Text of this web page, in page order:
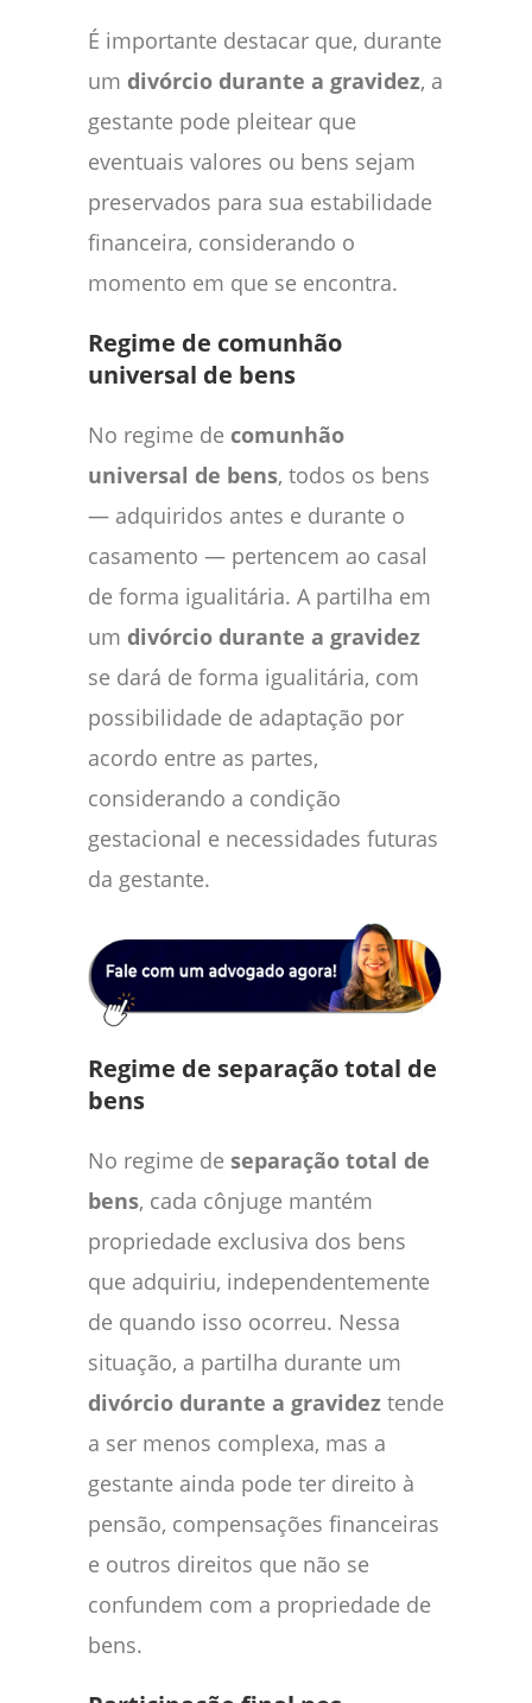
É importante destacar que, durante
um divórcio durante a gravidez, a
gestante pode pleitear que
eventuais valores ou bens sejam
preservados para sua estabilidade
financeira, considerando o
momento em que se encontra.
Regime de comunhão
universal de bens
No regime de comunhão
universal de bens, todos os bens
— adquiridos antes e durante o
casamento — pertencem ao casal
de forma igualitária. A partilha em
um divórcio durante a gravidez
se dará de forma igualitária, com
possibilidade de adaptação por
acordo entre as partes,
considerando a condição
gestacional e necessidades futuras
da gestante.
Regime de separação total de
bens
No regime de separação total de
bens, cada cônjuge mantém
propriedade exclusiva dos bens
que adquiriu, independentemente
de quando isso ocorreu. Nessa
situação, a partilha durante um
divórcio durante a gravidez tende
a ser menos complexa, mas a
gestante ainda pode ter direito à
pensão, compensações financeiras
e outros direitos que não se
confundem com a propriedade de
bens.